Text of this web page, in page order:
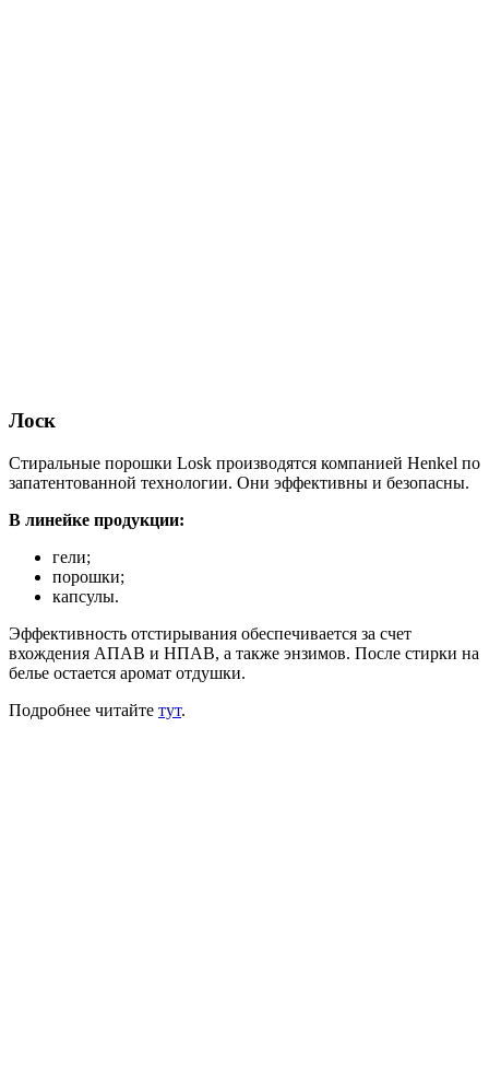
Лоск
Стиральные порошки Losk производятся компанией Henkel по
запатентованной технологии. Они эффективны и безопасны.
В линейке продукции:
гели;
порошки;
капсулы.
Эффективность отстирывания обеспечивается за счет
вхождения АПАВ и НПАВ, а также энзимов. После стирки на
белье остается аромат отдушки.
Подробнее читайте тут.